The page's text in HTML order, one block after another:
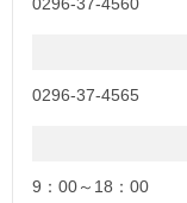
0296-37-4565
9：00～18：00